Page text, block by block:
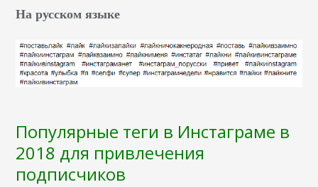
На русском языке
Популярные теги в Инстаграме в
2018 для привлечения
подписчиков